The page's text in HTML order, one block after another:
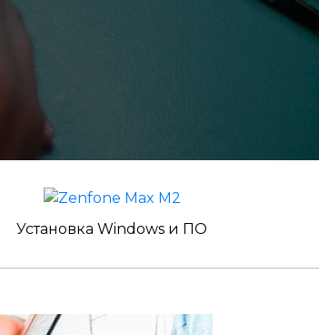
Установка Windows и ПО